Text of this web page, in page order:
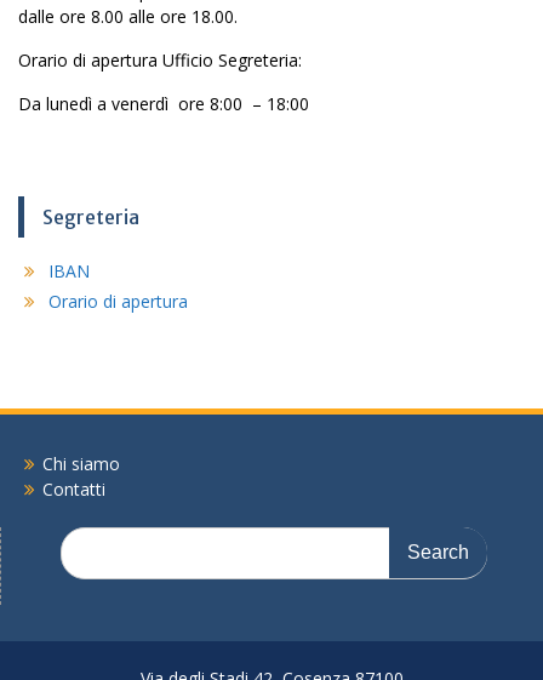
dalle ore 8.00 alle ore 18.00.
Orario di apertura Ufficio Segreteria:
Da lunedì a venerdì ore 8:00 – 18:00
Segreteria
IBAN
Orario di apertura
Chi siamo
Contatti
Search
for: